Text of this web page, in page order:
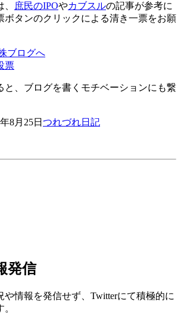
庶民のIPOやカブスルの記事が参考に
ボタンのクリックによる清き一票をお願
票
と、ブログを書くモチベーションにも繋
8月25日 つれづれ日記
発信
や情報を発信せず、Twitterにて積極的に